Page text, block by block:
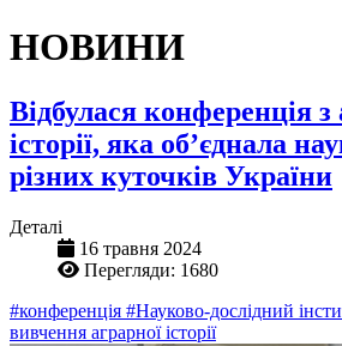
НОВИНИ
Відбулася конференція з
історії, яка об’єднала
різних куточків України
Деталі
16 травня 2024
Перегляди: 1680
#конференція #Науково-дослідний
вивчення аграрної історії